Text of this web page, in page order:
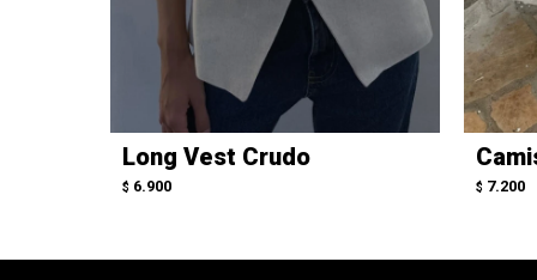
Long Vest Crudo
$ 6.900 $ 7.200